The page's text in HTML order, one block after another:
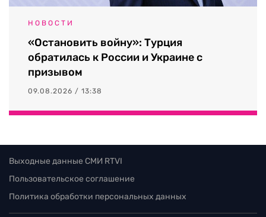
НОВОСТИ
«Остановить войну»: Турция
обратилась к России и Украине с
призывом
09.08.2026 / 13:38
Выходные данные СМИ RTVI
Пользовательское соглашение
Политика обработки персональных данных